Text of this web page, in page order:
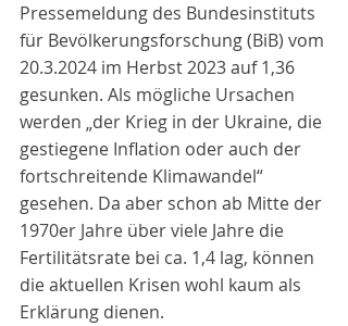
Pressemeldung des Bundesinstituts
für Bevölkerungsforschung (BiB) vom
20.3.2024 im Herbst 2023 auf 1,36
gesunken. Als mögliche Ursachen
werden „der Krieg in der Ukraine, die
gestiegene Inflation oder auch der
fortschreitende Klimawandel“
gesehen. Da aber schon ab Mitte der
1970er Jahre über viele Jahre die
Fertilitätsrate bei ca. 1,4 lag, können
die aktuellen Krisen wohl kaum als
Erklärung dienen.